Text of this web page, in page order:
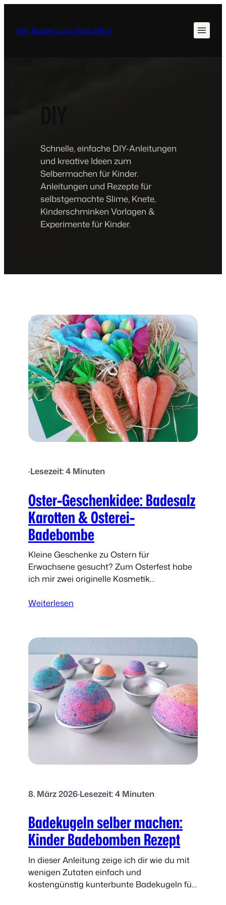
Wir testen und berichten
Schnelle, einfache DIY-Anleitungen
und kreative Ideen zum
Selbermachen für Kinder.
Anleitungen und Rezepte für
selbstgemachte Slime, Knete,
Kinderschminken Vorlagen &
Experimente für Kinder.
·Lesezeit: 4 Minuten
Oster-Geschenkidee: Badesalz
Karotten & Osterei-
Badebombe
Kleine Geschenke zu Ostern für
Erwachsene gesucht? Zum Osterfest habe
ich mir zwei originelle Kosmetik
heute vorstellen möchte: DIY Ostereier
Weiterlesen
t
e
r
-
G
e
s
c
h
d
e
:
B
a
d
e
8. März 2026·Lesezeit: 4 Minuten
Badekugeln selber machen:
Kinder Badebomben Rezept
In dieser Anleitung zeige ich dir wie du mit
wenigen Zutaten einfach und
kostengünstig kunterbunte Badekugeln für